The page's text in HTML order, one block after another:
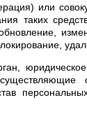
или
таких